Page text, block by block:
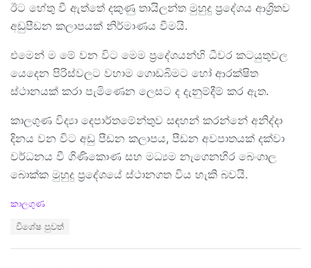
ඊට හේතු වී ඇත්තේ දකුණු තායිලන්ත මුහුදු ප්‍රදේශය ආශ්‍රිතව
අඩුපීඩන කලාපයක් නිර්මාණය වීමයි.
එමෙන් ම මේ වන විට මෙම ප්‍රදේශයන්හි ධීවර කටයුතුවල
යෙදෙන පිරිස්වලට වහාම ගොඩබිමට හෝ ආරක්ෂිත
ස්ථානයක් කරා පැමිණෙන ලෙසට ද දැනුම්දීම් කර ඇත.
කාලගුණ විද්‍යා දෙපාර්තමේන්තුව සඳහන් කරන්නේ අනිද්දා
දිනය වන විට අඩු පීඩන කලාපය, පීඩන අවපාතයක් දක්වා
වර්ධනය වී ගිණිකොණ සහ මධ්‍යම නැගෙනහිර බෙංගාල
බොක්ක මුහුදු ප්‍රදේශයේ ස්ථානගත විය හැකි බවයි.
C
කාලගුණ
විශේෂ පුවත්